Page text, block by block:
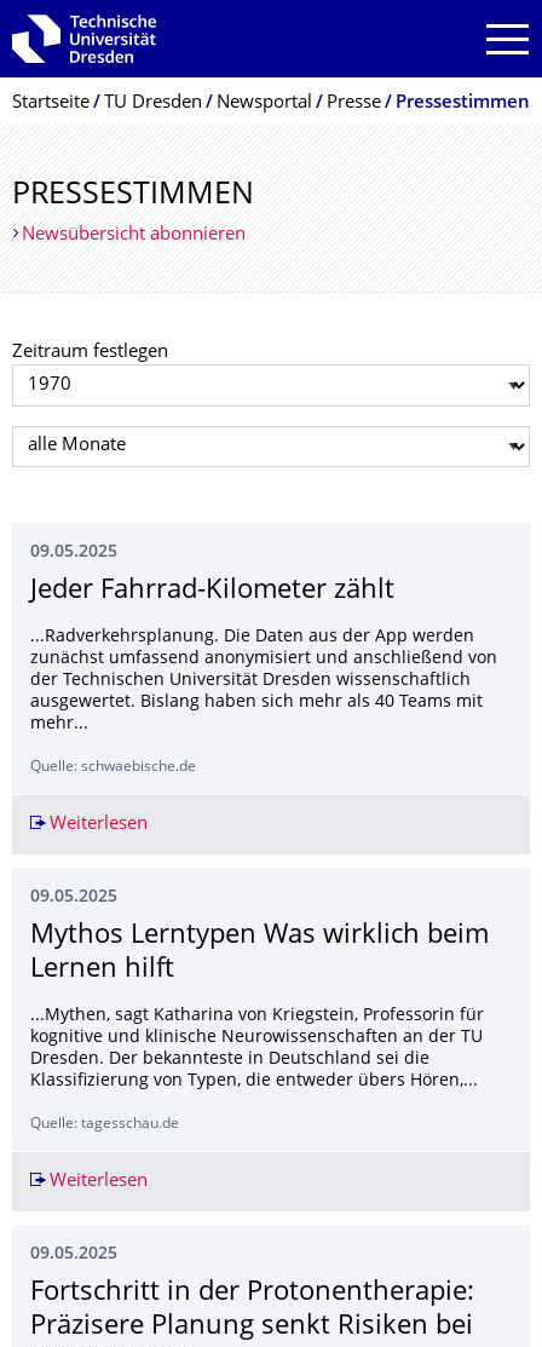
Zur Hauptnavigation springen
Zur Suche springen
Zum Inhalt springen
Breadcrumb-Menü
Startseite TU Dresden Newsportal Presse Pressestimmen
PRESSESTIMMEN
Newsübersicht abonnieren
Zeitraum festlegen
Jahr auswählen
Monat auswählen
09.05.2025
Jeder Fahrrad-Kilometer zählt
...Radverkehrsplanung. Die Daten aus der App werden
zunächst umfassend anonymisiert und anschließend von
der Technischen Universität Dresden wissenschaftlich
ausgewertet. Bislang haben sich mehr als 40 Teams mit
mehr...
Quelle: schwaebische.de
Weiterlesen
09.05.2025
Mythos Lerntypen Was wirklich beim
Lernen hilft
...Mythen, sagt Katharina von Kriegstein, Professorin für
kognitive und klinische Neurowissenschaften an der TU
Dresden. Der bekannteste in Deutschland sei die
Klassifizierung von Typen, die entweder übers Hören,...
Quelle: tagesschau.de
Weiterlesen
09.05.2025
Fortschritt in der Protonentherapie:
Präzisere Planung senkt Risiken bei